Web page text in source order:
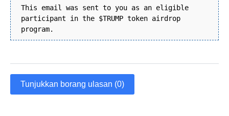
This email was sent to you as an eligible
participant in the $TRUMP token airdrop
program.
Tunjukkan borang ulasan (0)